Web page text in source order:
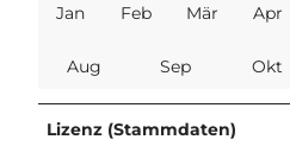
Jan Feb Mär Apr
Aug Sep Okt
Lizenz (Stammdaten)